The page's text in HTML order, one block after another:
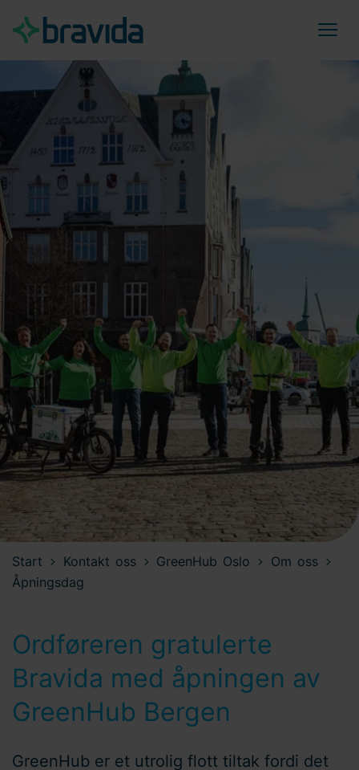
Start Kontakt oss GreenHub Oslo
Om oss
Åpningsdag
Ordføreren gratulerte
Bravida med åpningen av
GreenHub Bergen
GreenHub er et utrolig flott tiltak fordi det